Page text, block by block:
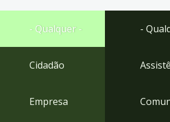
Ir
rodapé
- Qualquer -
Cidadão
Empresa
-